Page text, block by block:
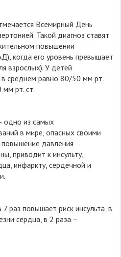
Всемирный День
Такой диагноз ставят
повышении
когда его уровень превышает
взрослых). У детей
среднем равно 80/50 мм рт.
рт. ст.
одно из самых
в мире, опасных своими
давления
приводит к инсульту,
инфаркту, сердечной и
раз повышает риск инсульта, в
сердца, в 2 раза –